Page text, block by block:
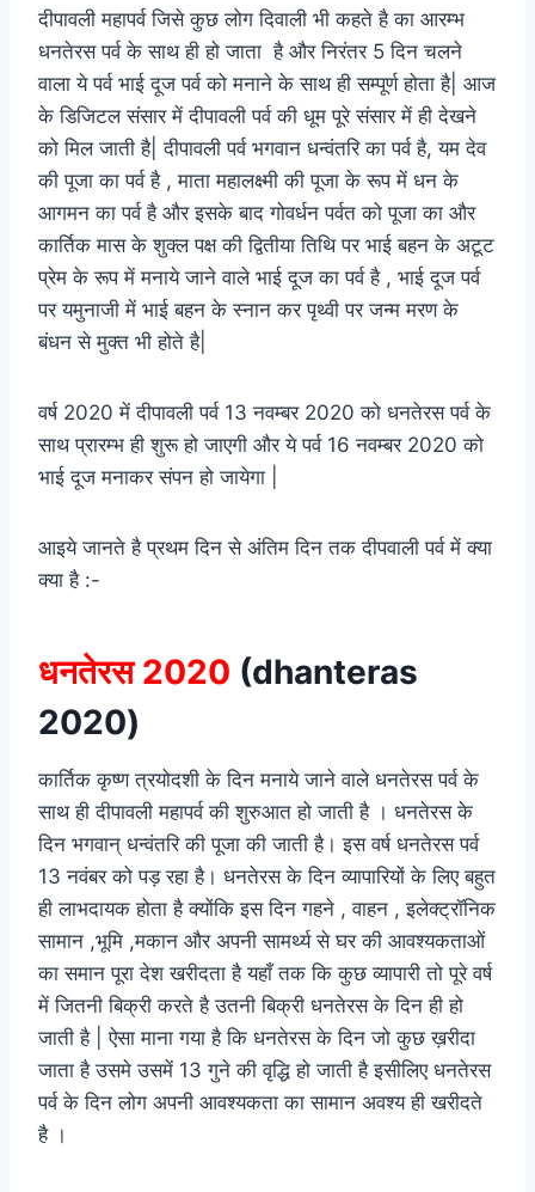
दीपावली महापर्व जिसे कुछ लोग दिवाली भी कहते है का आरम्भ
धनतेरस पर्व के साथ ही हो जाता है और निरंतर 5 दिन चलने
वाला ये पर्व भाई दूज पर्व को मनाने के साथ ही सम्पूर्ण होता है| आज
के डिजिटल संसार में दीपावली पर्व की धूम पूरे संसार में ही देखने
को मिल जाती है| दीपावली पर्व भगवान धन्वंतरि का पर्व है, यम देव
की पूजा का पर्व है , माता महालक्ष्मी की पूजा के रूप में धन के
आगमन का पर्व है और इसके बाद गोवर्धन पर्वत को पूजा का और
कार्तिक मास के शुक्ल पक्ष की द्वितीया तिथि पर भाई बहन के अटूट
प्रेम के रूप में मनाये जाने वाले भाई दूज का पर्व है , भाई दूज पर्व
पर यमुनाजी में भाई बहन के स्नान कर पृथ्वी पर जन्म मरण के
बंधन से मुक्त भी होते है|
वर्ष 2020 में दीपावली पर्व 13 नवम्बर 2020 को धनतेरस पर्व के
साथ प्रारम्भ ही शुरू हो जाएगी और ये पर्व 16 नवम्बर 2020 को
भाई दूज मनाकर संपन हो जायेगा |
आइये जानते है प्रथम दिन से अंतिम दिन तक दीपवाली पर्व में क्या
क्या है :-
धनतेरस 2020 (dhanteras
2020)
कार्तिक कृष्ण त्रयोदशी के दिन मनाये जाने वाले धनतेरस पर्व के
साथ ही दीपावली महापर्व की शुरुआत हो जाती है । धनतेरस के
दिन भगवान् धन्वंतरि की पूजा की जाती है। इस वर्ष धनतेरस पर्व
13 नवंबर को पड़ रहा है। धनतेरस के दिन व्यापारियों के लिए बहुत
ही लाभदायक होता है क्योंकि इस दिन गहने , वाहन , इलेक्ट्रॉनिक
सामान ,भूमि ,मकान और अपनी सामर्थ्य से घर की आवश्यकताओं
का समान पूरा देश खरीदता है यहाँ तक कि कुछ व्यापारी तो पूरे वर्ष
में जितनी बिक्री करते है उतनी बिक्री धनतेरस के दिन ही हो
जाती है | ऐसा माना गया है कि धनतेरस के दिन जो कुछ ख़रीदा
जाता है उसमे उसमें 13 गुने की वृद्धि हो जाती है इसीलिए धनतेरस
पर्व के दिन लोग अपनी आवश्यकता का सामान अवश्य ही खरीदते
है ।